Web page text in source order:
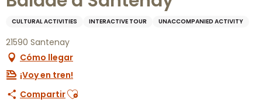
CULTURAL ACTIVITIES INTERACTIVE TOUR UNACCOMPANIED ACTIVITY
21590 Santenay
Cómo llegar
¡Voy en tren!
CompartirAjouter aux favoris